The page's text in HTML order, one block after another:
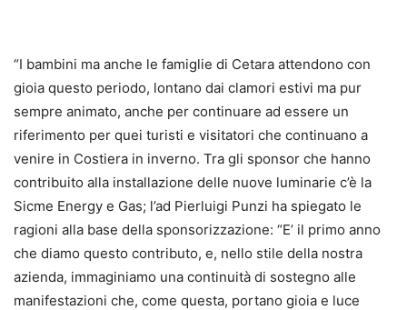
“I bambini ma anche le famiglie di Cetara attendono con
gioia questo periodo, lontano dai clamori estivi ma pur
sempre animato, anche per continuare ad essere un
riferimento per quei turisti e visitatori che continuano a
venire in Costiera in inverno. Tra gli sponsor che hanno
contribuito alla installazione delle nuove luminarie c’è la
Sicme Energy e Gas; l’ad Pierluigi Punzi ha spiegato le
ragioni alla base della sponsorizzazione: “E’ il primo anno
che diamo questo contributo, e, nello stile della nostra
azienda, immaginiamo una continuità di sostegno alle
manifestazioni che, come questa, portano gioia e luce